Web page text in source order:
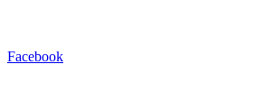
Facebook